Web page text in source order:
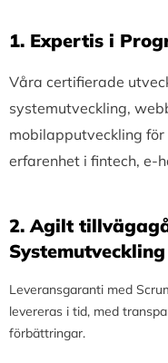
1.⁠ ⁠Expertis i
Våra certifierade
systemutveckling,
mobilapputveckling för
erfarenhet i fintech, e-
2.⁠ ⁠Agilt
Systemutveckling
Leveransgaranti med
levereras i tid, med
förbättringar.